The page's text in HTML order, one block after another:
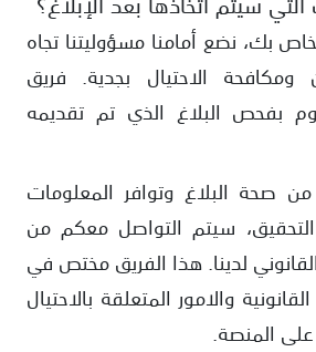
بك، نضع أمامنا مسؤوليتنا تجاه
ومكافحة الاحتيال بجدية. فريق
بفحص البلاغ الذي تم تقديمه
صحة البلاغ وتوافر المعلومات
سيتم التواصل معكم من
لدينا. هذا الفريق مختص في
والامور المتعلقة بالاحتيال
على المنصة.